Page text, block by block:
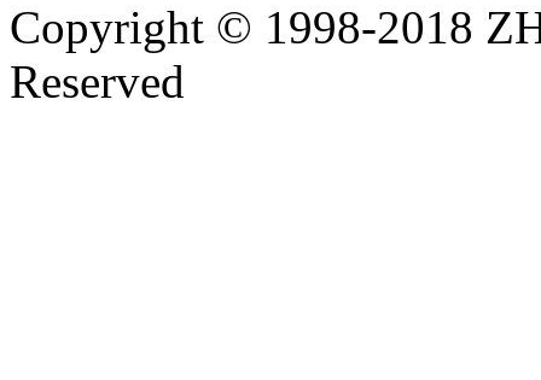
Copyright © 1998-2018
Reserved